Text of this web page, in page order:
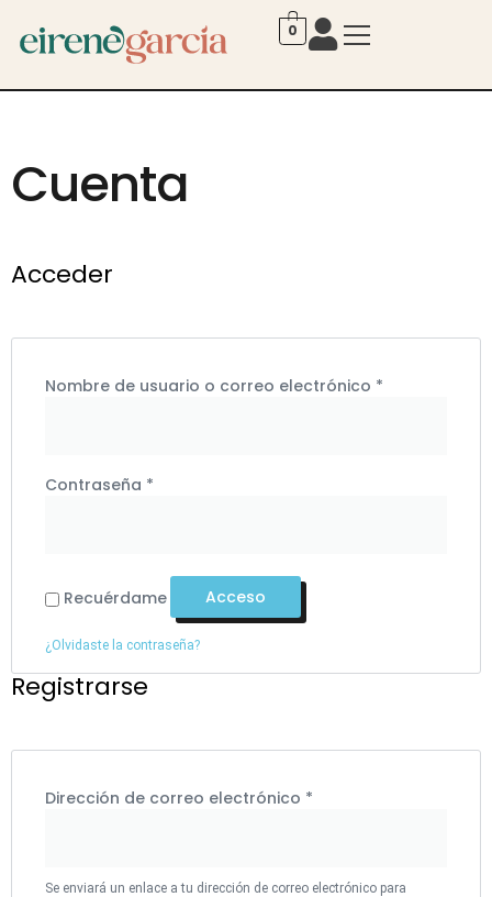
0
Cuenta
Acceder
Nombre de usuario o correo electrónico *
Contraseña *
Recuérdame Acceso
¿Olvidaste la contraseña?
Registrarse
Dirección de correo electrónico *
Se enviará un enlace a tu dirección de correo electrónico para